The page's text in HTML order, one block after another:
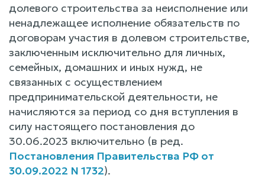
долевого строительства за неисполнение или
ненадлежащее исполнение обязательств по
договорам участия в долевом строительстве,
заключенным исключительно для личных,
семейных, домашних и иных нужд, не
связанных с осуществлением
предпринимательской деятельности, не
начисляются за период со дня вступления в
силу настоящего постановления до
30.06.2023 включительно (в ред.
Постановления Правительства РФ от
30.09.2022 N 1732).